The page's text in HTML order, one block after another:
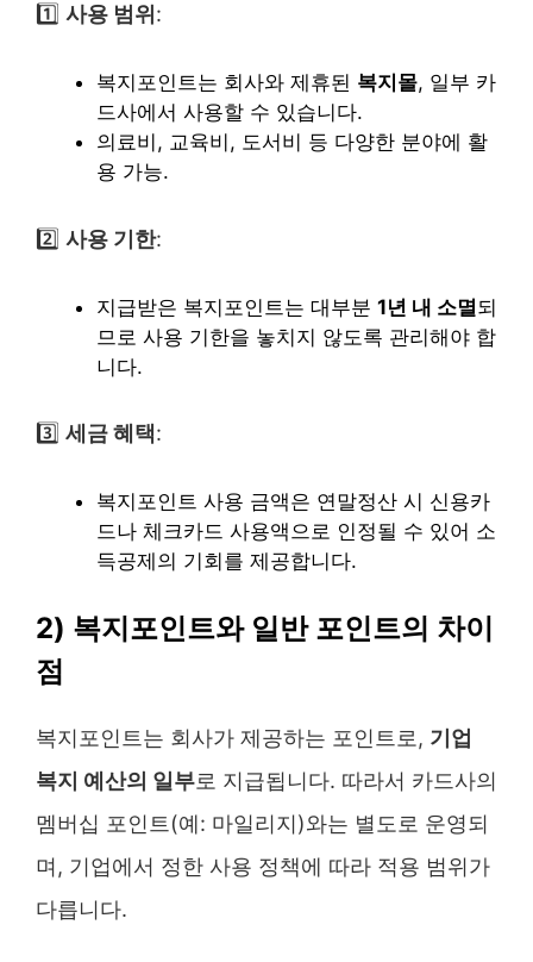
1️⃣ 사용 범위 :
복지포인트는 회사와 제휴된 복지몰, 일부 카
드사에서 사용할 수 있습니다.
의료비, 교육비, 도서비 등 다양한 분야에 활
용 가능.
2️⃣ 사용 기한:
지급받은 복지포인트는 대부분 1년 내 소멸되
므로 사용 기한을 놓치지 않도록 관리해야 합
니다.
3️⃣ 세금 혜택:
복지포인트 사용 금액은 연말정산 시 신용카
드나 체크카드 사용액으로 인정될 수 있어 소
득공제의 기회를 제공합니다.
2) 복지포인트와 일반 포인트의 차이
점
복지포인트는 회사가 제공하는 포인트로, 기업
복지 예산의 일부로 지급됩니다. 따라서 카드사의
멤버십 포인트(예: 마일리지)와는 별도로 운영되
며, 기업에서 정한 사용 정책에 따라 적용 범위가
다릅니다.